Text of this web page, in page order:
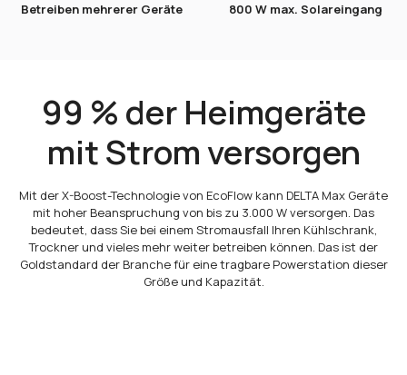
Betreiben mehrerer Geräte 800 W max. Solareingang
99 % der Heimgeräte
mit Strom versorgen
Mit der X-Boost-Technologie von EcoFlow kann DELTA Max Geräte
mit hoher Beanspruchung von bis zu 3.000 W versorgen. Das
bedeutet, dass Sie bei einem Stromausfall Ihren Kühlschrank,
Trockner und vieles mehr weiter betreiben können. Das ist der
Goldstandard der Branche für eine tragbare Powerstation dieser
Größe und Kapazität.